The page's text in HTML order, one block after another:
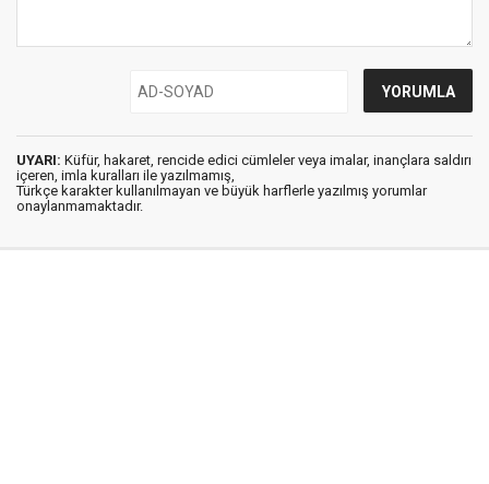
UYARI: Küfür, hakaret, rencide edici cümleler veya imalar, inançlara saldırı
içeren, imla kuralları ile yazılmamış,
Türkçe karakter kullanılmayan ve büyük harflerle yazılmış yorumlar
onaylanmamaktadır.